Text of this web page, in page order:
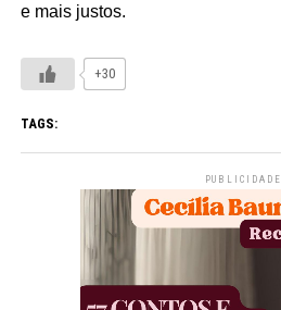
e mais justos.
+30
TAGS:
PUBLICIDADE